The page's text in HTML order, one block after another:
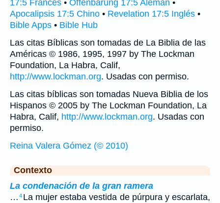
17:5 Francés • Offenbarung 17:5 Alemán •
Apocalipsis 17:5 Chino • Revelation 17:5 Inglés •
Bible Apps • Bible Hub
Las citas Bíblicas son tomadas de La Biblia de las
Américas © 1986, 1995, 1997 by The Lockman
Foundation, La Habra, Calif,
http://www.lockman.org. Usadas con permiso.
Las citas bíblicas son tomadas Nueva Biblia de los
Hispanos © 2005 by The Lockman Foundation, La
Habra, Calif, http://www.lockman.org. Usadas con
permiso.
Reina Valera Gómez (© 2010)
Contexto
La condenación de la gran ramera
… 4 La mujer estaba vestida de púrpura y escarlata,